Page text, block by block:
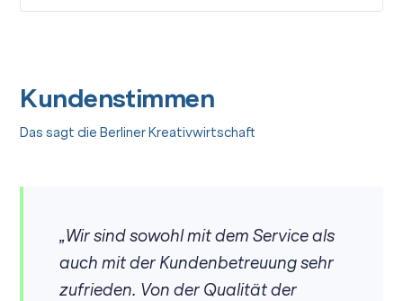
Kundenstimmen
Das sagt die Berliner Kreativwirtschaft
„Wir sind sowohl mit dem Service als
auch mit der Kundenbetreuung sehr
zufrieden. Von der Qualität der